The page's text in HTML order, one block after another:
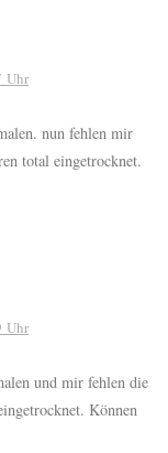
Uhr
nun fehlen mir
total eingetrocknet.
Uhr
und mir fehlen die
Können